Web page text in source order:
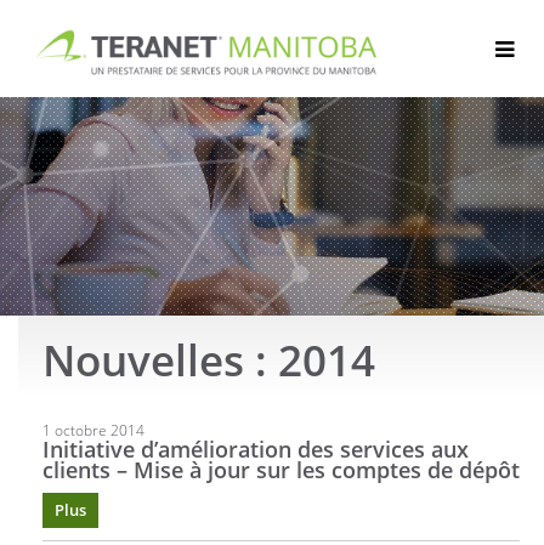
contenu
Nouvelles : 2014
Articles
1 octobre 2014
Initiative d’amélioration des services aux
clients – Mise à jour sur les comptes de dépôt
Plus